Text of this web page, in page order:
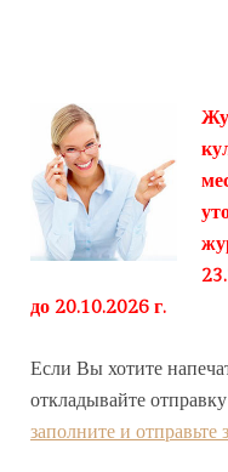
до 20.10.2026 г.
Если Вы хотите
откладывайте
заполните и отправьте